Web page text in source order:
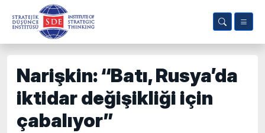
Narişkin: “Batı, Rusya’da
iktidar değişikliği için
çabalıyor”